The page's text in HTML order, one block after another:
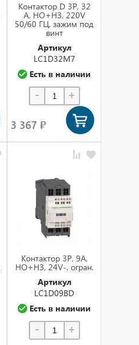
Контактор D 3Р, 32
A, НО+НЗ, 220V
50/60 ГЦ, зажим под
винт
Артикул
LC1D32M7
Есть в наличии
- +
3 367 ₽
Контактор 3Р, 9A,
НО+НЗ, 24V-, огран.
Артикул
LC1D09BD
Есть в наличии
- +